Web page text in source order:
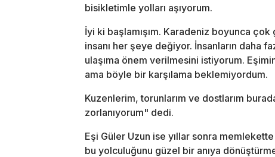
bisikletimle yolları aşıyorum.
İyi ki başlamışım. Karadeniz boyunca
insanı her şeye değiyor. İnsanların daha
ulaşıma önem verilmesini istiyorum.
ama böyle bir karşılama beklemiyordum.
Kuzenlerim, torunlarım ve dostlarım
zorlanıyorum" dedi.
Eşi Güler Uzun ise yıllar sonra
bu yolculuğunu güzel bir anıya